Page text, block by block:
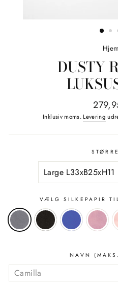
Hjem
DUSTY
Inklusiv moms. Levering
VÆLG SILKEPAPIR
NAVN